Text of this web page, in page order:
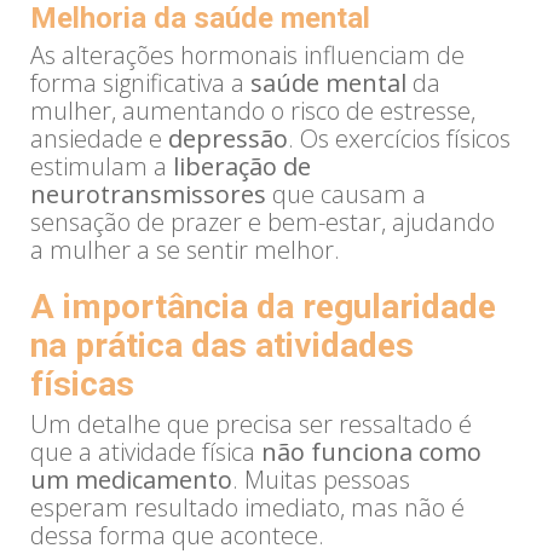
Melhoria da saúde mental
As alterações hormonais influenciam de
forma significativa a saúde mental da
mulher, aumentando o risco de estresse,
ansiedade e depressão. Os exercícios físicos
estimulam a liberação de
neurotransmissores que causam a
sensação de prazer e bem-estar, ajudando
a mulher a se sentir melhor.
A importância da regularidade
na prática das atividades
físicas
Um detalhe que precisa ser ressaltado é
que a atividade física não funciona como
um medicamento. Muitas pessoas
esperam resultado imediato, mas não é
dessa forma que acontece.